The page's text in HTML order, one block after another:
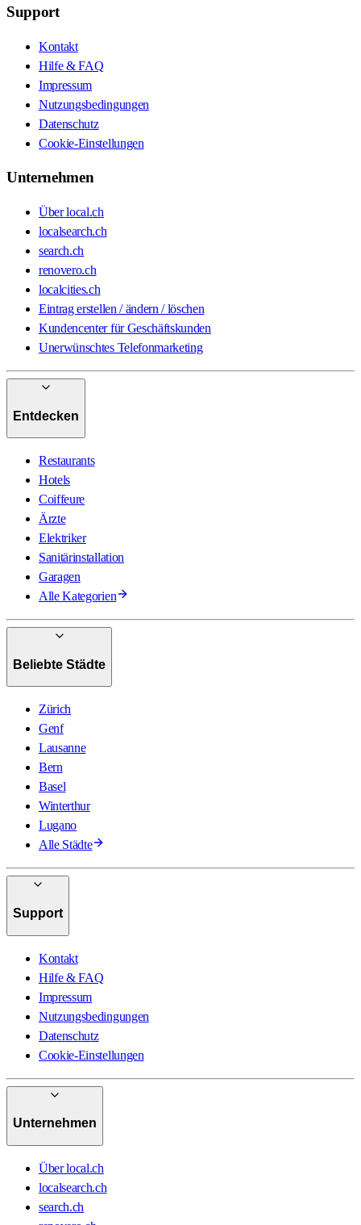
Support
Kontakt
Hilfe & FAQ
Impressum
Nutzungsbedingungen
Datenschutz
Cookie-Einstellungen
Unternehmen
Über local.ch
localsearch.ch
search.ch
renovero.ch
localcities.ch
Eintrag erstellen / ändern / löschen
Kundencenter für Geschäftskunden
Unerwünschtes Telefonmarketing
Entdecken
Restaurants
Hotels
Coiffeure
Ärzte
Elektriker
Sanitärinstallation
Garagen
Alle Kategorien
Beliebte Städte
Zürich
Genf
Lausanne
Bern
Basel
Winterthur
Lugano
Alle Städte
Support
Kontakt
Hilfe & FAQ
Impressum
Nutzungsbedingungen
Datenschutz
Cookie-Einstellungen
Unternehmen
Über local.ch
localsearch.ch
search.ch